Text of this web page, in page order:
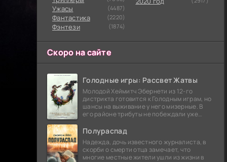
Ужасы (4487)
Фантастика (2220)
Фэнтези (1874)
Скоро на сайте
Голодные игры: Рассвет Жатвы
Молодой Хеймитч Эбернети из 12-го
дистрикта готовится к Голодным играм, но
шансы на выживание у него мизерные. В
его районе трибуты не побеждали уже
безнадежности.
Полураспад
Надежда, дочь известного журналиста, в
скорби о смерти отца замечает, что
многие местные жители ушли из жизни в